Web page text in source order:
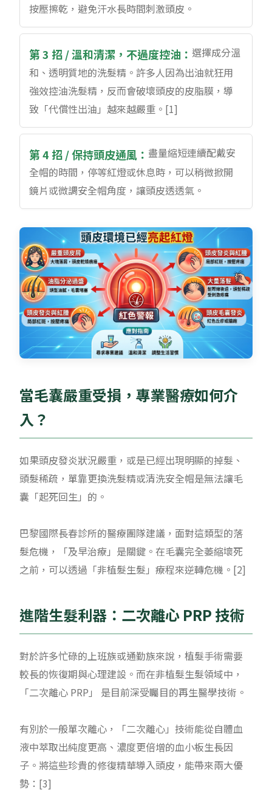
按壓擦乾，避免汗水長時間刺激頭皮。
第 3 招 / 溫和清潔，不過度控油： 選擇成分溫
和、透明質地的洗髮精。許多人因為出油就狂用
強效控油洗髮精，反而會破壞頭皮的皮脂膜，導
致「代償性出油」越來越嚴重。[1]
第 4 招 / 保持頭皮通風： 盡量縮短連續配戴安
全帽的時間，停等紅燈或休息時，可以稍微掀開
鏡片或微調安全帽角度，讓頭皮透透氣。
當毛囊嚴重受損，專業醫療如何介
入？
如果頭皮發炎狀況嚴重，或是已經出現明顯的掉髮、
頭髮稀疏，單靠更換洗髮精或清洗安全帽是無法讓毛
囊「起死回生」的。
巴黎國際長春診所的醫療團隊建議，面對這類型的落
髮危機，「及早治療」是關鍵。在毛囊完全萎縮壞死
之前，可以透過「非植髮生髮」療程來逆轉危機。[2]
進階生髮利器：二次離心 PRP 技術
對於許多忙碌的上班族或通勤族來說，植髮手術需要
較長的恢復期與心理建設。而在非植髮生髮領域中，
「二次離心 PRP」 是目前深受矚目的再生醫學技術。
有別於一般單次離心，「二次離心」技術能從自體血
液中萃取出純度更高、濃度更倍增的血小板生長因
子。將這些珍貴的修復精華導入頭皮，能帶來兩大優
勢：[3]